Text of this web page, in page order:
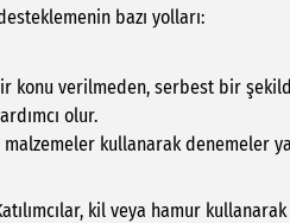
bazı yolları:
konu verilmeden, serbest bir
olur.
malzemeler kullanarak denemeler
kil veya hamur